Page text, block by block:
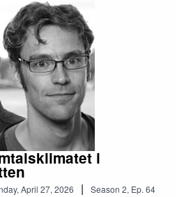
betraktelser)Alignment
Wouldn’t Paperclip Me, Would
/ Cosmos Institute)
i
April 27, 2026 | Season 2, Ep. 64